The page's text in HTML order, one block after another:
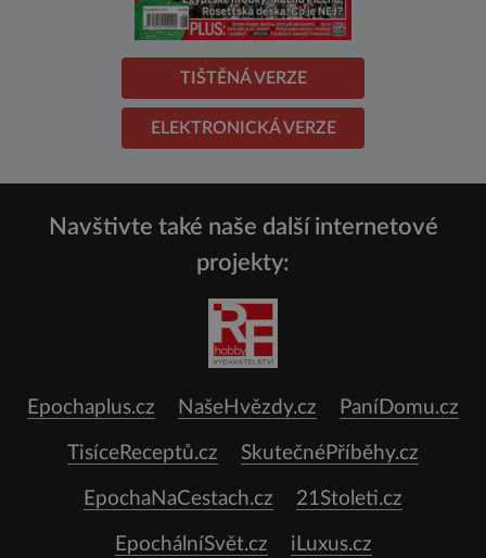
TIŠTĚNÁ VERZE
ELEKTRONICKÁ VERZE
Navštivte také naše další internetové
projekty:
Epochaplus.cz NašeHvězdy.cz PaníDomu.cz
TisíceReceptů.cz SkutečnéPříběhy.cz
EpochaNaCestach.cz 21Stoleti.cz
EpochálníSvět.cz iLuxus.cz